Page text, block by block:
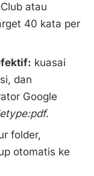
atau
40 kata per
kuasai
dan
Google
.
folder,
otomatis ke